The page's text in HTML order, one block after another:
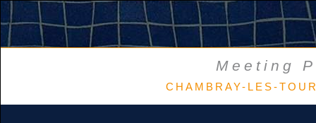
Meeting
CHAMBRAY-LES-